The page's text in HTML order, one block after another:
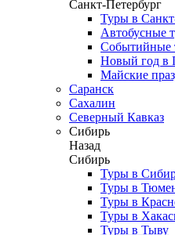
Санкт-Петербург
Туры в
Автобусные
Событийные
Новый год в
Майские
Саранск
Сахалин
Северный Кавказ
Сибирь
Назад
Сибирь
Туры в
Туры в
Туры в
Туры в
Туры в Тыву